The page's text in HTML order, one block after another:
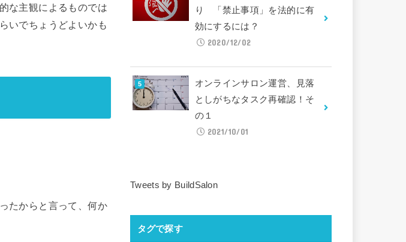
な主観によるものでは
いでちょうどよいかも
たからと言って、何か
り 「禁止事項」を法的に有
効にするには？
2020/12/02
オンラインサロン運営、見落
としがちなタスク再確認！そ
の１
2021/10/01
Tweets by BuildSalon
タグで探す